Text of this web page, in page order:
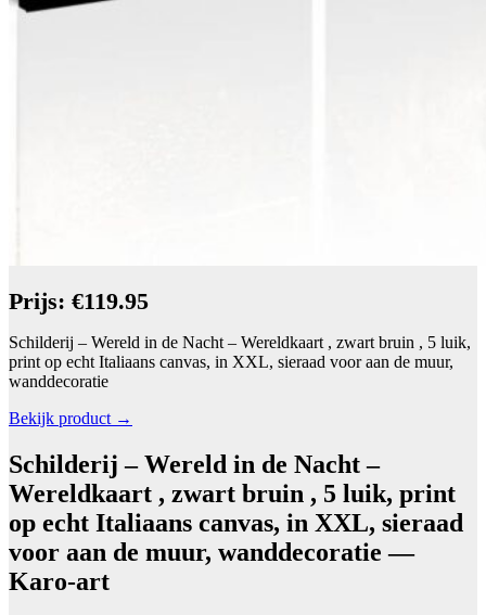
Prijs: €119.95
Schilderij – Wereld in de Nacht – Wereldkaart , zwart bruin , 5 luik,
print op echt Italiaans canvas, in XXL, sieraad voor aan de muur,
wanddecoratie
Bekijk product →
Schilderij – Wereld in de Nacht –
Wereldkaart , zwart bruin , 5 luik, print
op echt Italiaans canvas, in XXL, sieraad
voor aan de muur, wanddecoratie —
Karo-art